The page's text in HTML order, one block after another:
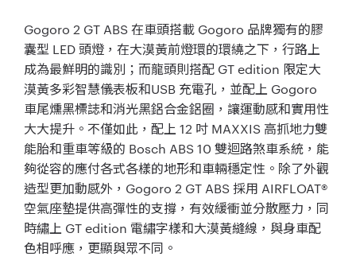
Gogoro 2 GT ABS 在車頭搭載 Gogoro 品牌獨有的膠
囊型 LED 頭燈，在大漠黃前燈環的環繞之下，行路上
成為最鮮明的識別；而龍頭則搭配 GT edition 限定大
漠黃多彩智慧儀表板和USB 充電孔，並配上 Gogoro
車尾燻黑標誌和消光黑鋁合金鋁圈，讓運動感和實用性
大大提升。不僅如此，配上 12 吋 MAXXIS 高抓地力雙
能胎和重車等級的 Bosch ABS 10 雙迴路煞車系統，能
夠從容的應付各式各樣的地形和車輛穩定性。除了外觀
造型更加動感外，Gogoro 2 GT ABS 採用 AIRFLOAT®
空氣座墊提供高彈性的支撐，有效緩衝並分散壓力，同
時繡上 GT edition 電繡字樣和大漠黃縫線，與身車配
色相呼應，更顯與眾不同。